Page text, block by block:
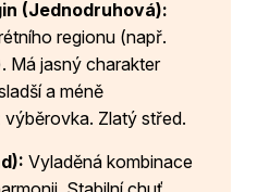
(Jednodruhová):
regionu (např.
Má jasný charakter
a méně
Zlatý střed.
Vyladěná kombinace